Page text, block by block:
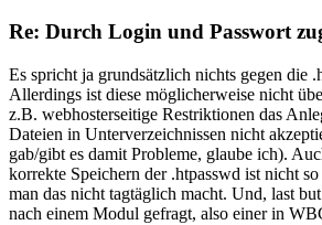
Re: Durch Login und Passwort
Es spricht ja grundsätzlich nichts gegen die
Allerdings ist diese möglicherweise nicht
z.B. webhosterseitige Restriktionen das
Dateien in Unterverzeichnissen nicht
gab/gibt es damit Probleme, glaube ich).
korrekte Speichern der .htpasswd ist nicht
man das nicht tagtäglich macht. Und, last
nach einem Modul gefragt, also einer in